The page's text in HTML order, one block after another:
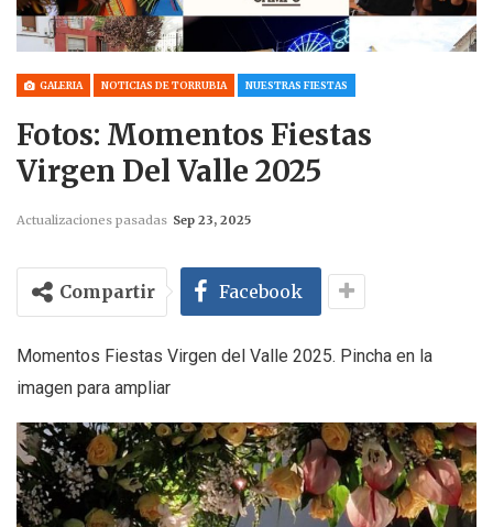
GALERIA NOTICIAS DE TORRUBIA NUESTRAS FIESTAS
Fotos: Momentos Fiestas
Virgen Del Valle 2025
Actualizaciones pasadas Sep 23, 2025
Compartir Facebook
Momentos Fiestas Virgen del Valle 2025. Pincha en la
imagen para ampliar